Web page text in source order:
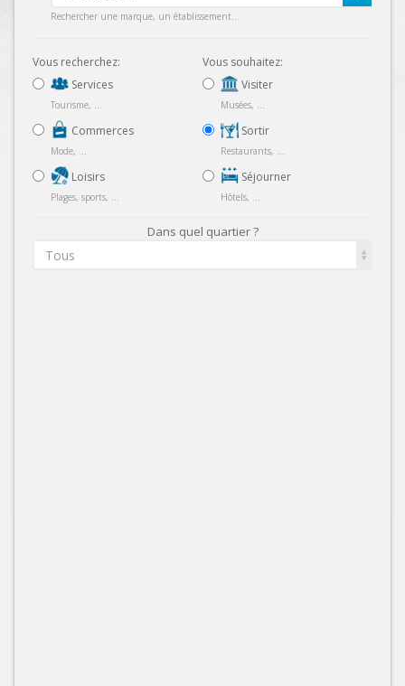
Rechercher une marque, un établissement...
Vous recherchez:
Services
Tourisme, ...
Commerces
Mode, ...
Loisirs
Plages, sports, ...
Vous souhaitez:
Visiter
Musées, ...
Sortir
Restaurants, ...
Séjourner
Hôtels, ...
Dans quel quartier ?
Tous